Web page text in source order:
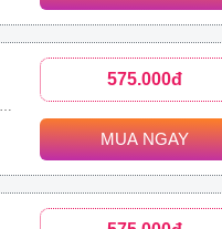
575.000đ
MUA NGAY